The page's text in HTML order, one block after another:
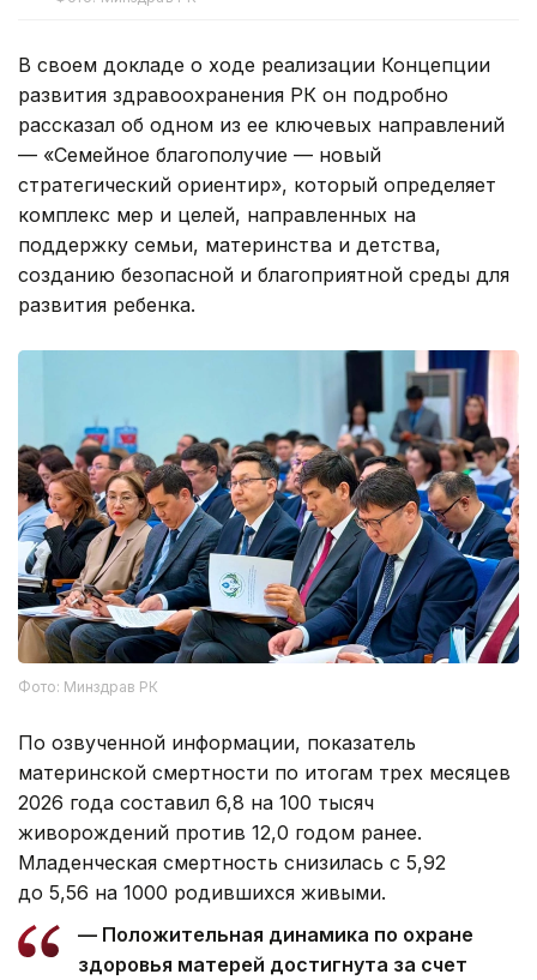
В своем докладе о ходе реализации Концепции
развития здравоохранения РК он подробно
рассказал об одном из ее ключевых направлений
— «Семейное благополучие — новый
стратегический ориентир», который определяет
комплекс мер и целей, направленных на
поддержку семьи, материнства и детства,
созданию безопасной и благоприятной среды для
развития ребенка.
Фото: Минздрав РК
По озвученной информации, показатель
материнской смертности по итогам трех месяцев
2026 года составил 6,8 на 100 тысяч
живорождений против 12,0 годом ранее.
Младенческая смертность снизилась с 5,92
до 5,56 на 1000 родившихся живыми.
— Положительная динамика по охране
здоровья матерей достигнута за счет